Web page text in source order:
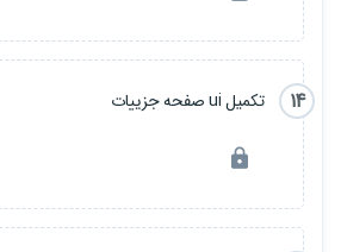
14 تکمیل ui صفحه جزییات